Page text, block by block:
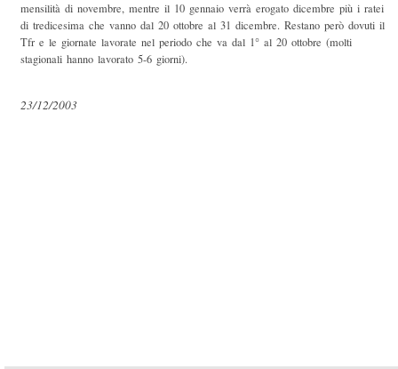
mensilità di novembre, mentre il 10 gennaio verrà erogato dicembre più i ratei
di tredicesima che vanno dal 20 ottobre al 31 dicembre. Restano però dovuti il
Tfr e le giornate lavorate nel periodo che va dal 1° al 20 ottobre (molti
stagionali hanno lavorato 5-6 giorni).
23/12/2003